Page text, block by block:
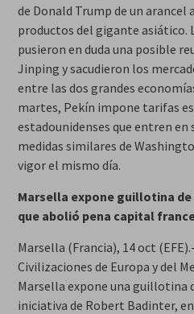
de Donald Trump de un arancel
productos del gigante asiático.
pusieron en duda una posible
Jinping y sacudieron los
entre las dos grandes
martes, Pekín impone tarifas
estadounidenses que entren en
medidas similares de
vigor el mismo día.
Marsella expone guillotina de
que abolió pena capital
Marsella (Francia), 14 oct
Civilizaciones de Europa y del
Marsella expone una guillotina
iniciativa de Robert Badinter,